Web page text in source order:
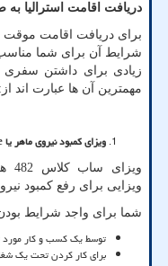
دریافت اقامت استرالیا
برای دریافت اقامت موقت
شرایط آن برای شما
زیادی برای داشتن سفری
مهمترین آن ها عبارت اند از:
ویزای کمبود نیروی ماهر یا
ویزایی برای رفع کمبود
شما برای واجد شرایط بودن
توسط یک کسب و کار مورد
برای کار کردن تحت یک